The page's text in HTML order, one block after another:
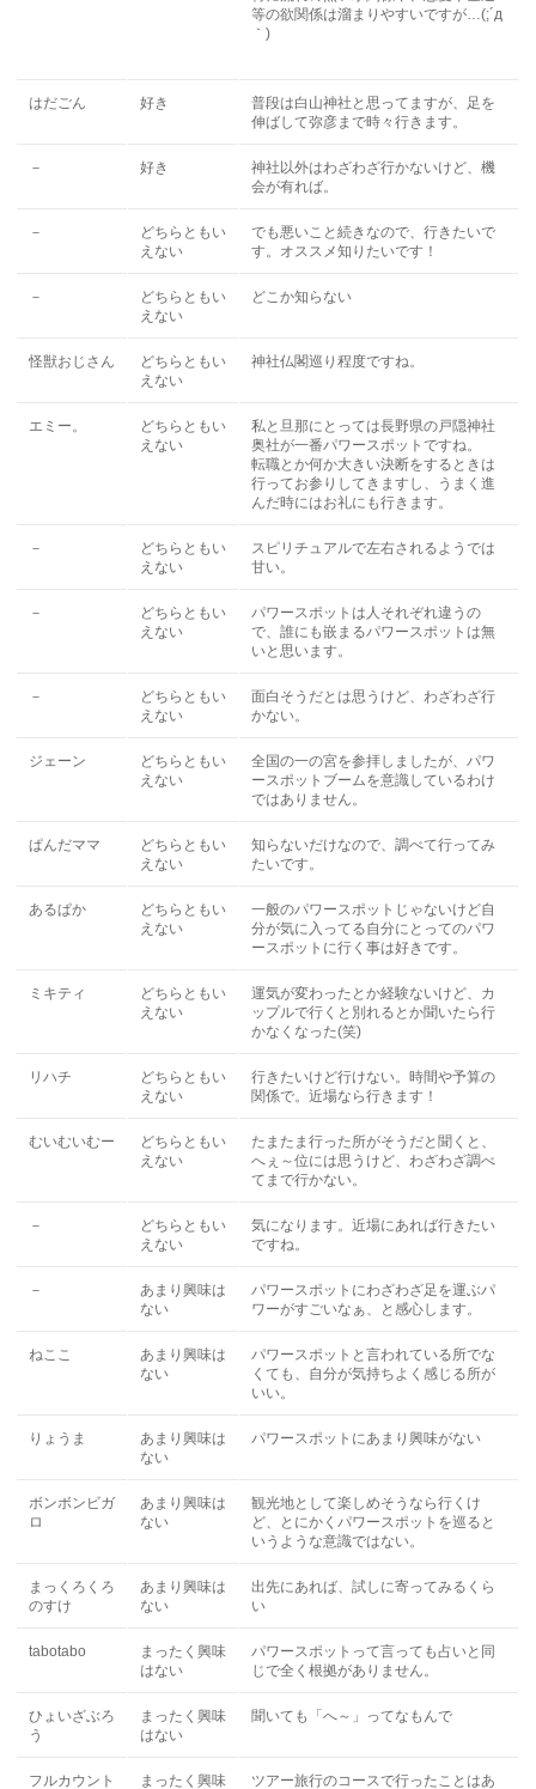
等の欲関係は溜まりやすいですが…(;´д
｀)
はだごん 好き
普段は白山神社と思ってますが、足を
伸ばして弥彦まで時々行きます。
－ 好き
神社以外はわざわざ行かないけど、機
会が有れば。
－
どちらともい
えない
でも悪いこと続きなので、行きたいで
す。オススメ知りたいです！
－
どちらともい
えない
どこか知らない
怪獣おじさん
どちらともい
えない
神社仏閣巡り程度ですね。
エミー。
どちらともい
えない
私と旦那にとっては長野県の戸隠神社
奥社が一番パワースポットですね。
転職とか何か大きい決断をするときは
行ってお参りしてきますし、うまく進
んだ時にはお礼にも行きます。
－
どちらともい
えない
スピリチュアルで左右されるようでは
甘い。
－
どちらともい
えない
パワースポットは人それぞれ違うの
で、誰にも嵌まるパワースポットは無
いと思います。
－
どちらともい
えない
面白そうだとは思うけど、わざわざ行
かない。
ジェーン
どちらともい
えない
全国の一の宮を参拝しましたが、パワ
ースポットブームを意識しているわけ
ではありません。
ぱんだママ
どちらともい
えない
知らないだけなので、調べて行ってみ
たいです。
あるぱか
どちらともい
えない
一般のパワースポットじゃないけど自
分が気に入ってる自分にとってのパワ
ースポットに行く事は好きです。
ミキティ
どちらともい
えない
運気が変わったとか経験ないけど、カ
ップルで行くと別れるとか聞いたら行
かなくなった(笑)
リハチ
どちらともい
えない
行きたいけど行けない。時間や予算の
関係で。近場なら行きます！
むいむいむー
どちらともい
えない
たまたま行った所がそうだと聞くと、
へぇ～位には思うけど、わざわざ調べ
てまで行かない。
－
どちらともい
えない
気になります。近場にあれば行きたい
ですね。
－
あまり興味は
ない
パワースポットにわざわざ足を運ぶパ
ワーがすごいなぁ、と感心します。
ねここ
あまり興味は
ない
パワースポットと言われている所でな
くても、自分が気持ちよく感じる所が
いい。
りょうま
あまり興味は
ない
パワースポットにあまり興味がない
ボンボンビガ
ロ
あまり興味は
ない
観光地として楽しめそうなら行くけ
ど、とにかくパワースポットを巡ると
いうような意識ではない。
まっくろくろ
のすけ
あまり興味は
ない
出先にあれば、試しに寄ってみるくら
い
tabotabo
まったく興味
はない
パワースポットって言っても占いと同
じで全く根拠がありません。
ひょいざぶろ
う
まったく興味
はない
聞いても「へ～」ってなもんで
フルカウント
まったく興味
ツアー旅行のコースで行ったことはあ